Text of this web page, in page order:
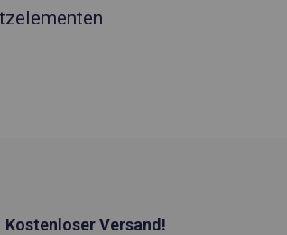
Kostenloser Versand!